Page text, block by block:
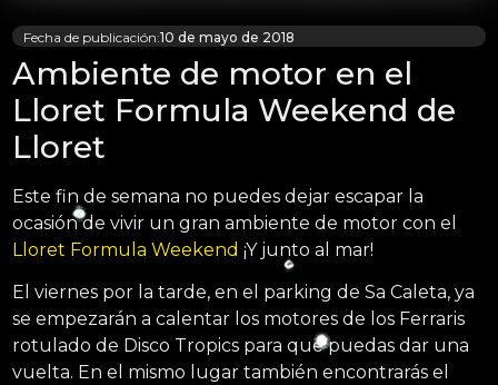
Fecha de publicación:10 de mayo de 2018
Ambiente de motor en el
Lloret Formula Weekend de
Lloret
Este fin de semana no puedes dejar escapar la
ocasión de vivir un gran ambiente de motor con el
Lloret Formula Weekend ¡Y junto al mar!
El viernes por la tarde, en el parking de Sa Caleta, ya
se empezarán a calentar los motores de los Ferraris
rotulado de Disco Tropics para que puedas dar una
vuelta. En el mismo lugar también encontrarás el